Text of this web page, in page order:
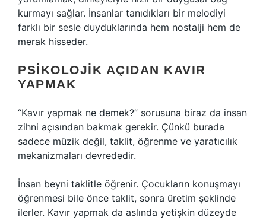
kurmayı sağlar. İnsanlar tanıdıkları bir melodiyi
farklı bir sesle duyduklarında hem nostalji hem de
merak hisseder.
PSIKOLOJIK AÇIDAN KAVIR
YAPMAK
“Kavır yapmak ne demek?” sorusuna biraz da insan
zihni açısından bakmak gerekir. Çünkü burada
sadece müzik değil, taklit, öğrenme ve yaratıcılık
mekanizmaları devrededir.
İnsan beyni taklitle öğrenir. Çocukların konuşmayı
öğrenmesi bile önce taklit, sonra üretim şeklinde
ilerler. Kavır yapmak da aslında yetişkin düzeyde